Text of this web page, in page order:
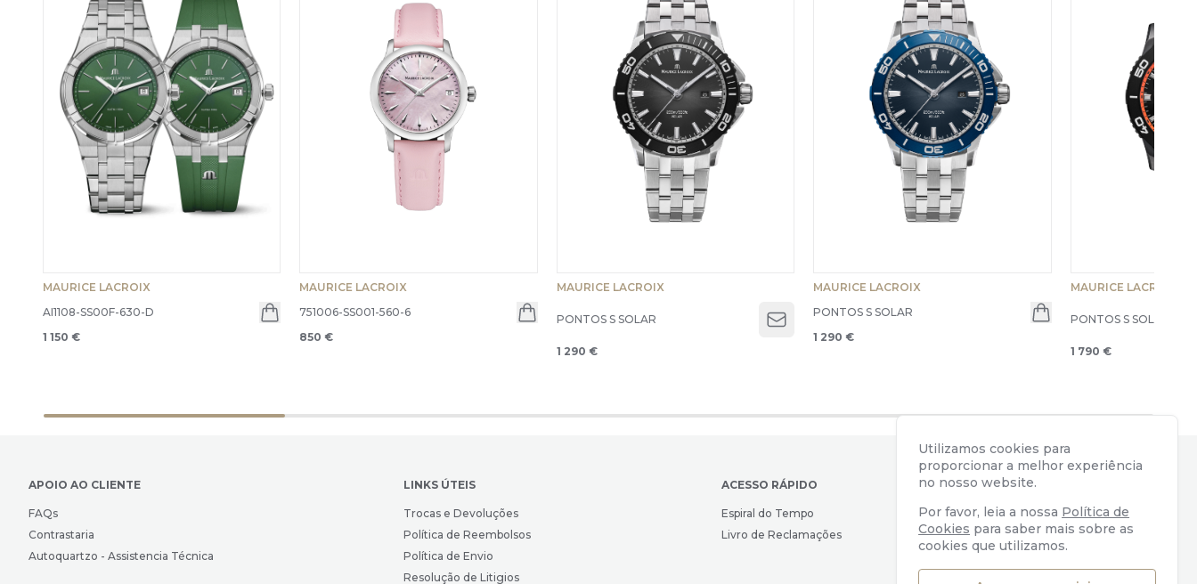
MAURICE LACROIX
AI1108-SS00F-630-D
1 150 €
MAURICE LACROIX
751006-SS001-560-6
850 €
MAURICE LACROIX
PONTOS S SOLAR
Open menu
1 290 €
MAURICE LACROIX
PONTOS S SOLAR
1 290 €
MAURICE LACROIX
PONTOS S SOLAR -
1 790 €
APOIO AO CLIENTE
FAQs
Contrastaria
Autoquartzo - Assistencia Técnica
LINKS ÚTEIS
Trocas e Devoluções
Política de Reembolsos
Política de Envio
Resolução de Litigios
ACESSO RÁPIDO
Espiral do Tempo
Livro de Reclamações
CONTACTOS
Av. Almirante Reis, 39
1169-039 Lisboa, Portugal
Utilizamos cookies para
proporcionar a melhor experiência
no nosso website.
Por favor, leia a nossa Política de
Cookies para saber mais sobre as
cookies que utilizamos.